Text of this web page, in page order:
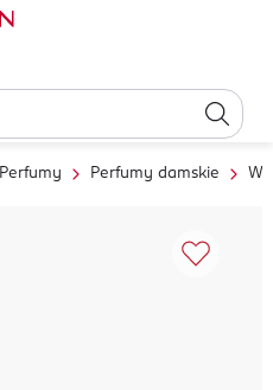
Perfumy Perfumy damskie